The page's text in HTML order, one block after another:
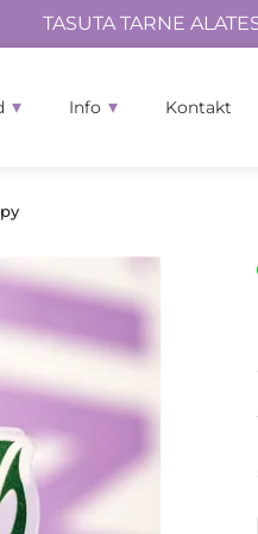
TASUTA TARNE
Info Kontakt